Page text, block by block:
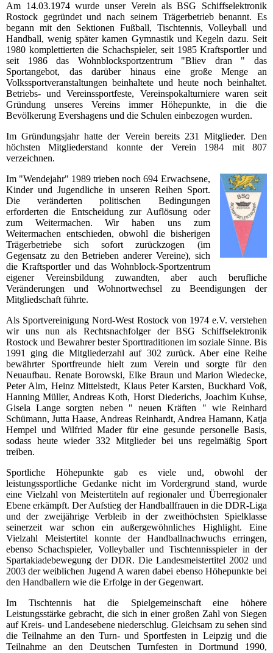
Am 14.03.1974 wurde unser Verein als BSG Schiffselektronik
Rostock gegründet und nach seinem Trägerbetrieb benannt. Es
begann mit den Sektionen Fußball, Tischtennis, Volleyball und
Handball, wenig später kamen Gymnastik und Kegeln dazu. Seit
1980 komplettierten die Schachspieler, seit 1985 Kraftsportler und
seit 1986 das Wohnblocksportzentrum "Bliev dran " das
Sportangebot, das darüber hinaus eine große Menge an
Volkssportveranstaltungen beinhaltete und heute noch beinhaltet.
Betriebs- und Vereinssportfeste, Vereinspokalturniere waren seit
Gründung unseres Vereins immer Höhepunkte, in die die
Bevölkerung Evershagens und die Schulen einbezogen wurden.
Im Gründungsjahr hatte der Verein bereits 231 Mitglieder. Den
höchsten Mitgliederstand konnte der Verein 1984 mit 807
verzeichnen.
Im "Wendejahr" 1989 trieben noch 694 Erwachsene,
Kinder und Jugendliche in unseren Reihen Sport.
Die veränderten politischen Bedingungen
erforderten die Entscheidung zur Auflösung oder
zum Weitermachen. Wir haben uns zum
Weitermachen entschieden, obwohl die bisherigen
Trägerbetriebe sich sofort zurückzogen (im
Gegensatz zu den Betrieben anderer Vereine), sich
die Kraftsportler und das Wohnblock-Sportzentrum
eigener Vereinsbildung zuwandten, aber auch berufliche
Veränderungen und Wohnortwechsel zu Beendigungen der
Mitgliedschaft führte.
Als Sportvereinigung Nord-West Rostock von 1974 e.V. verstehen
wir uns nun als Rechtsnachfolger der BSG Schiffselektronik
Rostock und Bewahrer bester Sporttraditionen im soziale Sinne. Bis
1991 ging die Mitgliederzahl auf 302 zurück. Aber eine Reihe
bewährter Sportfreunde hielt zum Verein und sorgte für den
Neuaufbau. Renate Borowski, Elke Braun und Marion Wiedecke,
Peter Alm, Heinz Mittelstedt, Klaus Peter Karsten, Buckhard Voß,
Hanning Müller, Andreas Koth, Horst Diederichs, Joachim Kuhse,
Gisela Lange sorgten neben " neuen Kräften " wie Reinhard
Schümann, Jutta Haase, Andreas Reinhardt, Andrea Hamann, Katja
Hempel und Wilfried Mader für eine gesunde personelle Basis,
sodass heute wieder 332 Mitglieder bei uns regelmäßig Sport
treiben.
Sportliche Höhepunkte gab es viele und, obwohl der
leistungssportliche Gedanke nicht im Vordergrund stand, wurde
eine Vielzahl von Meistertiteln auf regionaler und Überregionaler
Ebene erkämpft. Der Aufstieg der Handballfrauen in die DDR-Liga
und der zweijährige Verbleib in der zweithöchsten Spielklasse
seinerzeit war schon ein außergewöhnliches Highlight. Eine
Vielzahl Meistertitel konnte der Handballnachwuchs erringen,
ebenso Schachspieler, Volleyballer und Tischtennisspieler in der
Spartakiadebewegung der DDR. Die Landesmeistertitel 2002 und
2003 der weiblichen Jugend A waren dabei ebenso Höhepunkte bei
den Handballern wie die Erfolge in der Gegenwart.
Im Tischtennis hat die Spielgemeinschaft eine höhere
Leistungsstärke gebracht, die sich in einer großen Zahl von Siegen
auf Kreis- und Landesebene niederschlug. Gleichsam zu sehen sind
die Teilnahme an den Turn- und Sportfesten in Leipzig und die
Teilnahme an den Deutschen Turnfesten in Dortmund 1990,